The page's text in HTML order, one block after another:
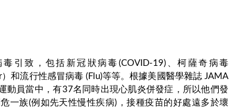
引致，包括新冠狀病毒(COVID-19)、柯薩奇病毒
和流行性感冒病毒 (Flu)等等。根據美國醫學雜誌 JAMA
動員當中，有37名同時出現心肌炎併發症，所以他們發
一族(例如先天性慢性疾病)，接種疫苗的好處遠多於壞